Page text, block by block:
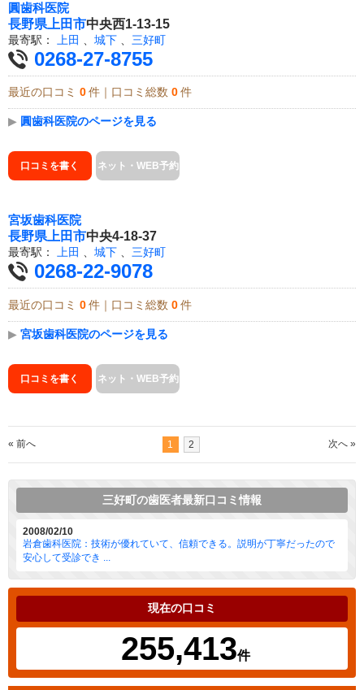
圓歯科医院
長野県 上田市中央西1-13-15
最寄駅： 上田 城下 三好町
0268-27-8755
最近の口コミ 0 件｜口コミ総数 0 件
▶ 圓歯科医院のページを見る
口コミを書く ネット・WEB予約
宮坂歯科医院
長野県 上田市中央4-18-37
最寄駅： 上田 、 城下 、 三好町
0268-22-9078
最近の口コミ 0 件｜口コミ総数 0 件
▶ 宮坂歯科医院のページを見る
口コミを書く ネット・WEB予約
« 前へ 1 2 次へ »
三好町の歯医者最新口コミ情報
2008/02/10
岩倉歯科医院：技術が優れていて、信頼できる。説明が丁寧だったので
安心して受診でき ...
現在の口コミ
255,413件